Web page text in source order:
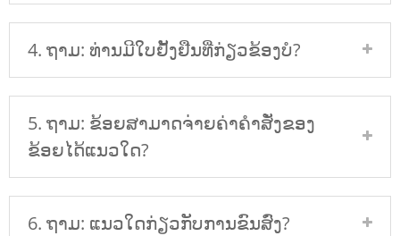
4. ຖາມ: ທ່ານມີໃບຢັ້ງຢືນທີ່ກ່ຽວຂ້ອງບໍ?
5. ຖາມ: ຂ້ອຍສາມາດຈ່າຍຄ່າຄໍາສັ່ງຂອງ
ຂ້ອຍໄດ້ແນວໃດ?
6. ຖາມ: ແນວໃດກ່ຽວກັບການຂົນສົ່ງ?